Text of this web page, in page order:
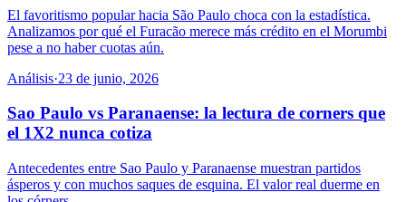
El favoritismo popular hacia São Paulo choca con la estadística.
Analizamos por qué el Furacão merece más crédito en el Morumbi
pese a no haber cuotas aún.
Análisis·23 de junio, 2026
Sao Paulo vs Paranaense: la lectura de corners que
el 1X2 nunca cotiza
Antecedentes entre Sao Paulo y Paranaense muestran partidos
ásperos y con muchos saques de esquina. El valor real duerme en